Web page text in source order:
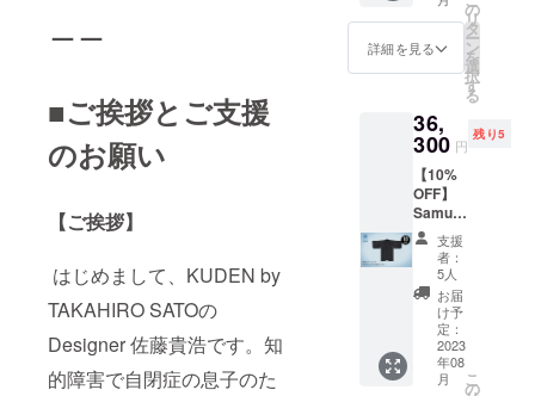
■ご挨拶とご支援
のお願い
【ご挨拶】
はじめまして、KUDEN by
TAKAHIRO SATOの
Designer 佐藤貴浩です。知
的障害で自閉症の息子のた
＝＝＝
＝＝＝
＝＝＝
＝＝＝
＝＝＝
＝＝＝
0円
+送料
1500円
・税込
み、送
価格 ・
カ
ラー：
ホワイ
ト ・7
月〜8月
発送予
詳細を見る
の
リ
タ
ー
ン
を
選
択
す
る
36,
300 円
残り5
【10%
OFF】
Samura
i Mode
Jacket
- Eco -
・定価
39,000
→35,10
0円 +送
料1200
支援
者：
5人
お届
け予
定：
2023
年08
月
こ
の